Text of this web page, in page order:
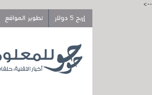
-->
إربح 5 دولار
تطوير المواقع